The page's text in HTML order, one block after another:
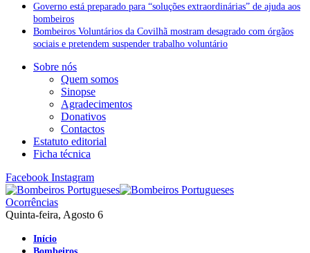
Governo está preparado para “soluções extraordinárias” de ajuda aos
bombeiros
Bombeiros Voluntários da Covilhã mostram desagrado com órgãos
sociais e pretendem suspender trabalho voluntário
Sobre nós
Quem somos
Sinopse
Agradecimentos
Donativos
Contactos
Estatuto editorial
Ficha técnica
Facebook Instagram
Ocorrências
Quinta-feira, Agosto 6
Início
Bombeiros